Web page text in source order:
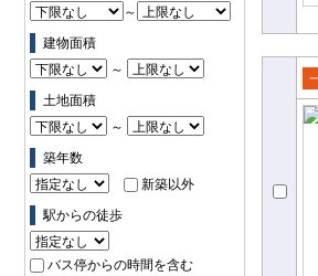
～
建物面積
～
土地面積
～
築年数
新築以外
駅からの徒歩
バス停からの時間を含む
て